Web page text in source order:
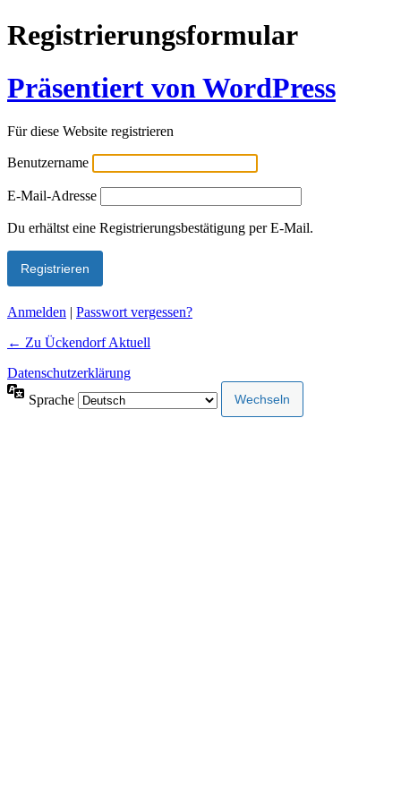
Registrierungsformular
Präsentiert von WordPress
Für diese Website registrieren
Benutzername
E-Mail-Adresse
Alternative:
Du erhältst eine Registrierungsbestätigung per E-Mail.
Anmelden | Passwort vergessen?
← Zu Ückendorf Aktuell
Datenschutzerklärung
Sprache